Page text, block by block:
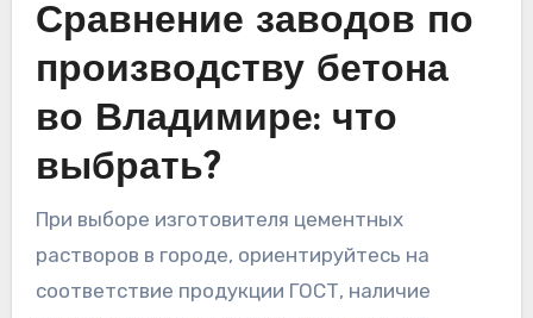
Сравнение заводов по
производству бетона
во Владимире: что
выбрать?
При выборе изготовителя цементных
растворов в городе, ориентируйтесь на
соответствие продукции ГОСТ, наличие